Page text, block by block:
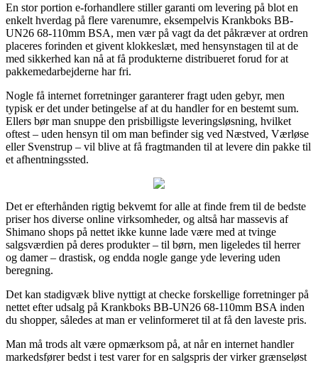
En stor portion e-forhandlere stiller garanti om levering på blot en
enkelt hverdag på flere varenumre, eksempelvis Krankboks BB-
UN26 68-110mm BSA, men vær på vagt da det påkræver at ordren
placeres forinden et givent klokkeslæt, med hensynstagen til at de
med sikkerhed kan nå at få produkterne distribueret forud for at
pakkemedarbejderne har fri.
Nogle få internet forretninger garanterer fragt uden gebyr, men
typisk er det under betingelse af at du handler for en bestemt sum.
Ellers bør man snuppe den prisbilligste leveringsløsning, hvilket
oftest – uden hensyn til om man befinder sig ved Næstved, Værløse
eller Svenstrup – vil blive at få fragtmanden til at levere din pakke til
et afhentningssted.
Det er efterhånden rigtig bekvemt for alle at finde frem til de bedste
priser hos diverse online virksomheder, og altså har massevis af
Shimano shops på nettet ikke kunne lade være med at tvinge
salgsværdien på deres produkter – til børn, men ligeledes til herrer
og damer – drastisk, og endda nogle gange yde levering uden
beregning.
Det kan stadigvæk blive nyttigt at checke forskellige forretninger på
nettet efter udsalg på Krankboks BB-UN26 68-110mm BSA inden
du shopper, således at man er velinformeret til at få den laveste pris.
Man må trods alt være opmærksom på, at når en internet handler
markedsfører bedst i test varer for en salgspris der virker grænseløst